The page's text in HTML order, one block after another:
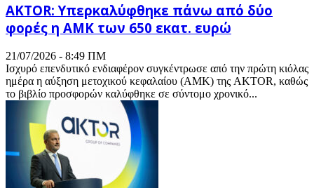
AKTOR: Υπερκαλύφθηκε πάνω από δύο
φορές η ΑΜΚ των 650 εκατ. ευρώ
21/07/2026 - 8:49 ΠΜ
Ισχυρό επενδυτικό ενδιαφέρον συγκέντρωσε από την πρώτη κιόλας
ημέρα η αύξηση μετοχικού κεφαλαίου (ΑΜΚ) της AKTOR, καθώς
το βιβλίο προσφορών καλύφθηκε σε σύντομο χρονικό...